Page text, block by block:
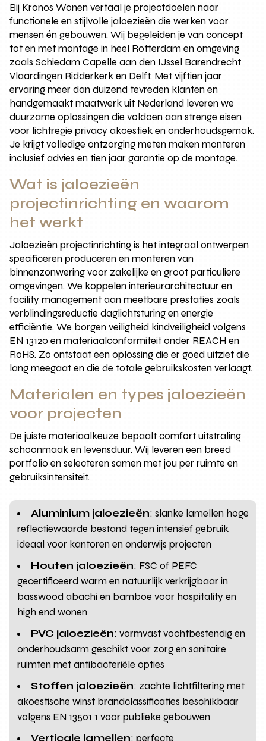
Bij Kronos Wonen vertaal je projectdoelen naar
functionele en stijlvolle jaloezieën die werken voor
mensen én gebouwen. Wij begeleiden je van concept
tot en met montage in heel Rotterdam en omgeving
zoals Schiedam Capelle aan den IJssel Barendrecht
Vlaardingen Ridderkerk en Delft. Met vijftien jaar
ervaring meer dan duizend tevreden klanten en
handgemaakt maatwerk uit Nederland leveren we
duurzame oplossingen die voldoen aan strenge eisen
voor lichtregie privacy akoestiek en onderhoudsgemak.
Je krijgt volledige ontzorging meten maken monteren
inclusief advies en tien jaar garantie op de montage.
Wat is jaloezieën
projectinrichting en waarom
het werkt
Jaloezieën projectinrichting is het integraal ontwerpen
specificeren produceren en monteren van
binnenzonwering voor zakelijke en groot particuliere
omgevingen. We koppelen interieurarchitectuur en
facility management aan meetbare prestaties zoals
verblindingsreductie daglichtsturing en energie
efficiëntie. We borgen veiligheid kindveiligheid volgens
EN 13120 en materiaalconformiteit onder REACH en
RoHS. Zo ontstaat een oplossing die er goed uitziet die
lang meegaat en die de totale gebruikskosten verlaagt.
Materialen en types jaloezieën
voor projecten
De juiste materiaalkeuze bepaalt comfort uitstraling
schoonmaak en levensduur. Wij leveren een breed
portfolio en selecteren samen met jou per ruimte en
gebruiksintensiteit.
Aluminium jaloezieën: slanke lamellen hoge
reflectiewaarde bestand tegen intensief gebruik
ideaal voor kantoren en onderwijs projecten
Houten jaloezieën: FSC of PEFC
gecertificeerd warm en natuurlijk verkrijgbaar in
basswood abachi en bamboe voor hospitality en
high end wonen
PVC jaloezieën: vormvast vochtbestendig en
onderhoudsarm geschikt voor zorg en sanitaire
ruimten met antibacteriële opties
Stoffen jaloezieën: zachte lichtfiltering met
akoestische winst brandclassificaties beschikbaar
volgens EN 13501 1 voor publieke gebouwen
Verticale lamellen: perfecte